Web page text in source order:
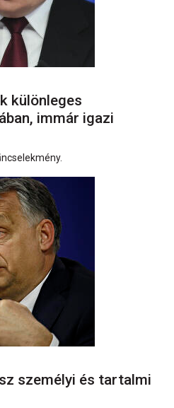
különleges
immár igazi
személyi és tartalmi